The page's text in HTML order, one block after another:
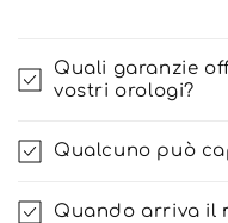
Quali garanzie
vostri orologi?
Qualcuno può
Quando arriva il